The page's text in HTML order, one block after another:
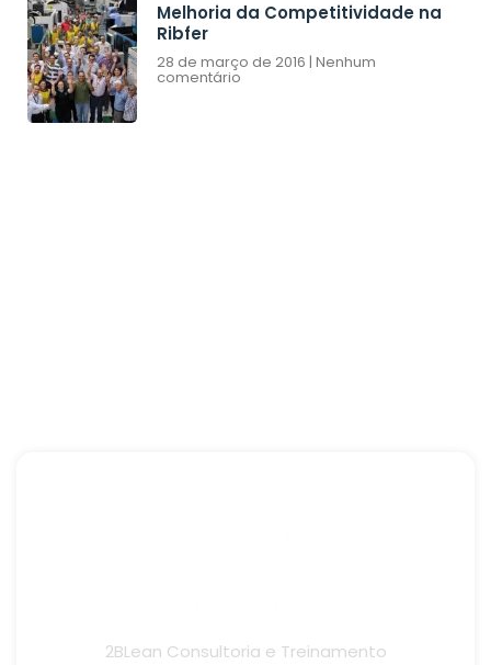
Melhoria da Competitividade na
Ribfer
28 de março de 2016 Nenhum
comentário
2BLean Consultoria e Treinamento